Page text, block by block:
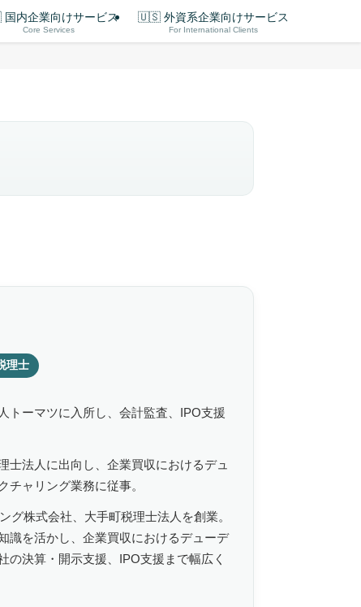
内企業向けサービス
Core Services
🇺🇸 外資系企業向けサービス
For International Clients
理士
トーマツに入所し、会計監査、IPO支援
士法人に出向し、企業買収におけるデュ
チャリング業務に従事。
グ株式会社、大手町税理士法人を創業。
識を活かし、企業買収におけるデューデ
の決算・開示支援、IPO支援まで幅広く